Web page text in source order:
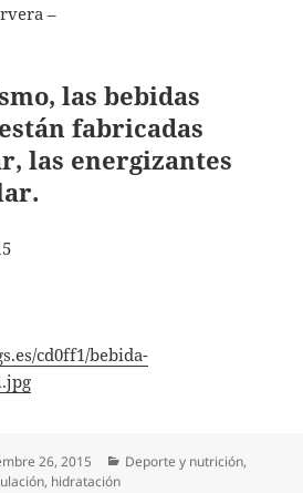
–
las bebidas
fabricadas
las energizantes
cd0ff1/bebida-
26, 2015 Categorías
Deporte y nutrición,
, hidratación